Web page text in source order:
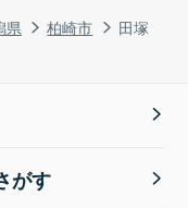
県 柏崎市 田塚
がす